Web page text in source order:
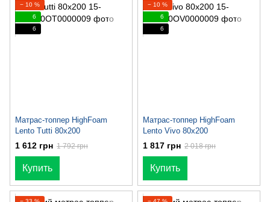
− 10 %
6
6
Матрас-топпер HighFoam
Lento Tutti 80х200
1 612 грн 1 792 грн
Купить
− 10 %
6
6
Матрас-топпер HighFoam
Lento Vivo 80х200
1 817 грн 2 018 грн
Купить